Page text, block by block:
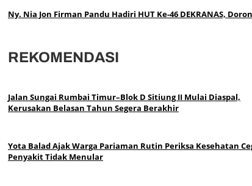
Ny. Nia Jon Firman Pandu Hadiri HUT Ke-46 DEKRANAS,
REKOMENDASI
Jalan Sungai Rumbai Timur–Blok D Sitiung II Mulai Diaspal,
Kerusakan Belasan Tahun Segera Berakhir
Yota Balad Ajak Warga Pariaman Rutin Periksa Kesehatan
Penyakit Tidak Menular